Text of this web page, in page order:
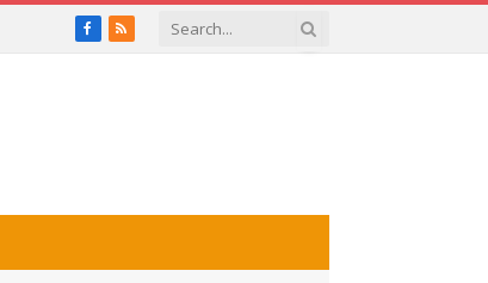
Facebook
RSS